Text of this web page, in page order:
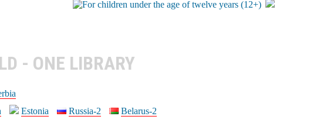
- ONE LIBRARY
Estonia Russia-2 Belarus-2